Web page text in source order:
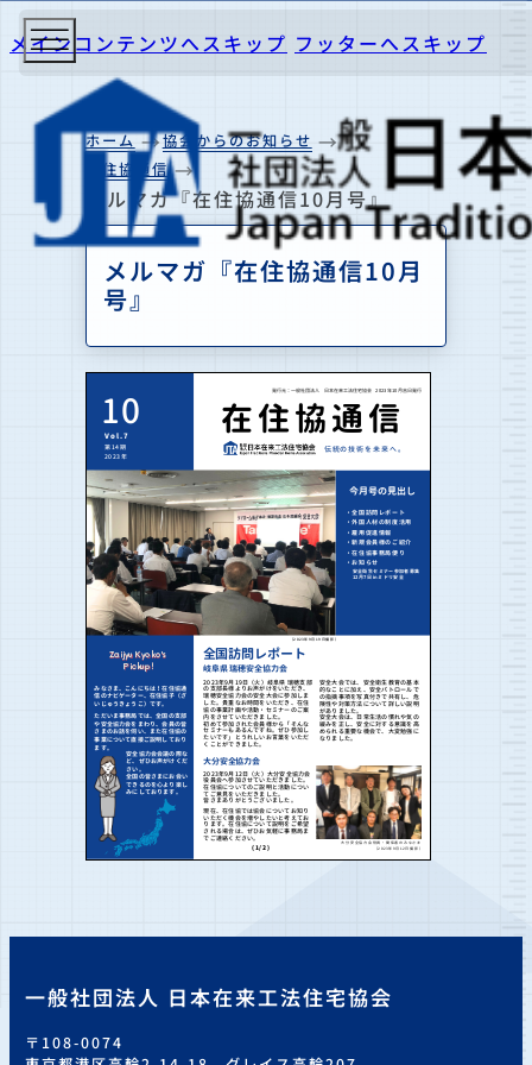
メインコンテンツへスキップ フッターへスキップ
ホーム
協会からのお知らせ
在住協通信
メルマガ『在住協通信10月号』
メルマガ『在住協通信10月
号』
一般社団法人 日本在来工法住宅協会
〒108-0074